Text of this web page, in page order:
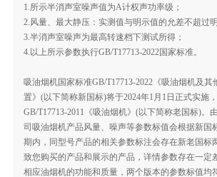
1.所示半消声室噪声值为A计权声功率级；
2.风量、最大静压：实测值与明示值的允差不超过
3.半消声室噪声为最高转速档下测试所得；
4.以上所示参数执行GB/T17713-2022国家标准。
吸油烟机国家标准GB/T17713-2022《吸油烟机及其
置》(以下简称新国标)将于2024年1月1日正式实施
GB/T17713-2011《吸油烟机》(以下简称老国标)。
司吸油烟机产品风量、噪声等参数标值会根据新国
期内，同型号产品的相关参数标注会存在新老国标
致您购买的产品和展示的产品，详情参数存在一定
相应油烟机的功能和质量，两个版本的参数标值均